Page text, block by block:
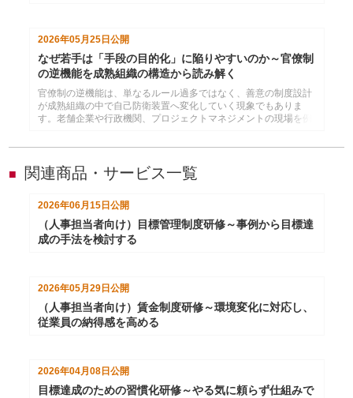
2026年05月25日 公開
なぜ若手は「手段の目的化」に陥りやすいのか～官僚制
の逆機能を成熟組織の構造から読み解く
官僚制の逆機能は、単なるルール過多ではなく、善意の制度設計
が成熟組織の中で自己防衛装置へ変化していく現象でもありま
す。老舗企業や行政機関、プロジェクトマネジメントの現場を例
ます。
■ 関連商品・サービス一覧
2026年06月15日 公開
（人事担当者向け）目標管理制度研修～事例から目標達
成の手法を検討する
2026年05月29日 公開
（人事担当者向け）賃金制度研修～環境変化に対応し、
従業員の納得感を高める
2026年04月08日 公開
目標達成のための習慣化研修～やる気に頼らず仕組みで